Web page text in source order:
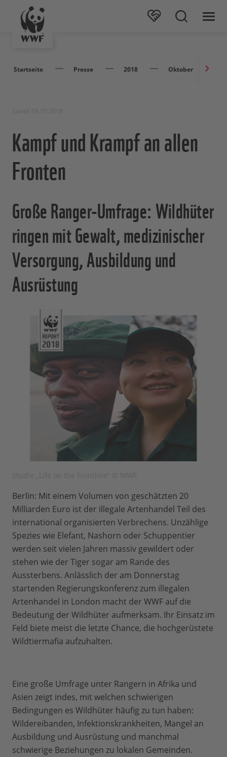
Startseite Presse 2018 Oktober
Kampf und Krampf an allen
Fronten
Große Ranger-Umfrage: Wildhüter
ringen mit Gewalt, medizinischer
Versorgung, Ausbildung und
Ausrüstung
Berlin: Mit einem Volumen von geschätzten 20
Milliarden Euro ist der illegale Artenhandel Teil des
international organisierten Verbrechens. Unzählige
Spezies wie Elefant, Nashorn oder Schuppentier
werden seit vielen Jahren massiv gewildert oder
stehen wie der Tiger sogar am Rande des
Aussterbens. Anlässlich der am Donnerstag
startenden Regierungskonferenz zum illegalen
Artenhandel in London macht der WWF auf die
Bedeutung der Wildhüter aufmerksam. Ihr Einsatz im
Feld biete meist die letzte Chance, die hochgerüstete
Wildtiermafia aufzuhalten.
Eine große Umfrage unter Rangern in Afrika und
Asien zeigt indes, mit welchen schwierigen
Bedingungen es Wildhüter häufig zu tun haben:
Wildereibanden, Infektionskrankheiten, Mangel an
Ausbildung und Ausrüstung und manchmal
schwierige Beziehungen zu lokalen Gemeinden.